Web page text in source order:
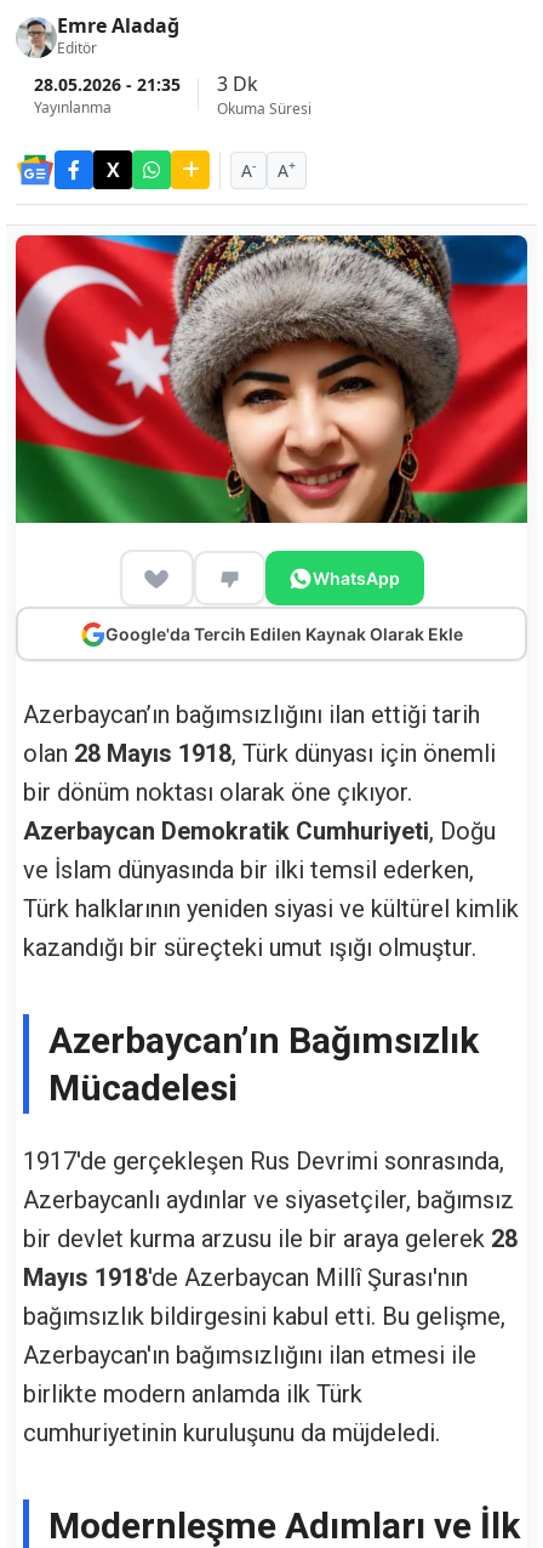
Emre Aladağ
Editör
28.05.2026 - 21:35
Yayınlanma
3 Dk
Okuma Süresi
A- A+
WhatsApp
Google'da Tercih Edilen Kaynak Olarak Ekle
Azerbaycan’ın bağımsızlığını ilan ettiği tarih
olan 28 Mayıs 1918, Türk dünyası için önemli
bir dönüm noktası olarak öne çıkıyor.
Azerbaycan Demokratik Cumhuriyeti, Doğu
ve İslam dünyasında bir ilki temsil ederken,
Türk halklarının yeniden siyasi ve kültürel kimlik
kazandığı bir süreçteki umut ışığı olmuştur.
Azerbaycan’ın Bağımsızlık
Mücadelesi
1917'de gerçekleşen Rus Devrimi sonrasında,
Azerbaycanlı aydınlar ve siyasetçiler, bağımsız
bir devlet kurma arzusu ile bir araya gelerek 28
Mayıs 1918'de Azerbaycan Millî Şurası'nın
bağımsızlık bildirgesini kabul etti. Bu gelişme,
Azerbaycan'ın bağımsızlığını ilan etmesi ile
birlikte modern anlamda ilk Türk
cumhuriyetinin kuruluşunu da müjdeledi.
Modernleşme Adımları ve İlk